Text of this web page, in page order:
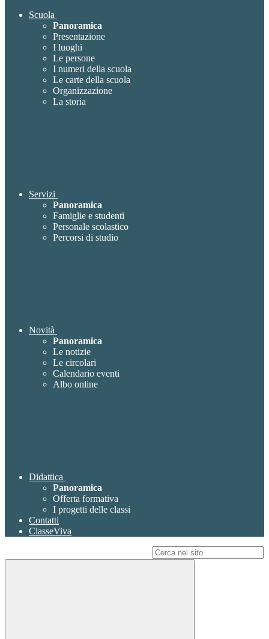
Scuola
Panoramica
Presentazione
I luoghi
Le persone
I numeri della scuola
Le carte della scuola
Organizzazione
La storia
Servizi
Panoramica
Famiglie e studenti
Personale scolastico
Percorsi di studio
Novità
Panoramica
Le notizie
Le circolari
Calendario eventi
Albo online
Didattica
Panoramica
Offerta formativa
I progetti delle classi
Contatti
ClasseViva